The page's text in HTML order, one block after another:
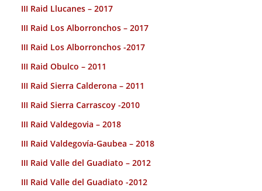
III Raid Llucanes – 2017
III Raid Los Alborronchos – 2017
III Raid Los Alborronchos -2017
III Raid Obulco – 2011
III Raid Sierra Calderona – 2011
III Raid Sierra Carrascoy -2010
III Raid Valdegovia – 2018
III Raid Valdegovía-Gaubea – 2018
III Raid Valle del Guadiato – 2012
III Raid Valle del Guadiato -2012